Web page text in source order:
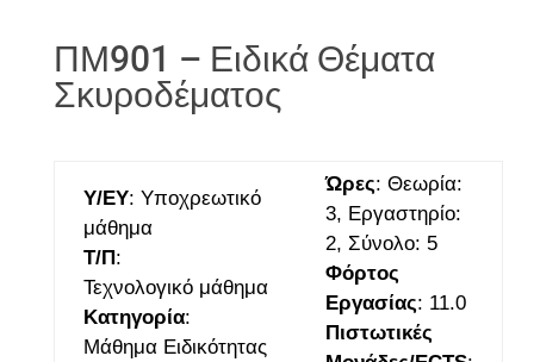
ΠΜ901 – Ειδικά Θέματα
Σκυροδέματος
Υ/ΕΥ: Υποχρεωτικό
μάθημα
Τ/Π:
Τεχνολογικό μάθημα
Κατηγορία:
Μάθημα Ειδικότητας
Ώρες: Θεωρία:
3, Εργαστηρίο:
2, Σύνολο: 5
Φόρτος
Εργασίας: 11.0
Πιστωτικές